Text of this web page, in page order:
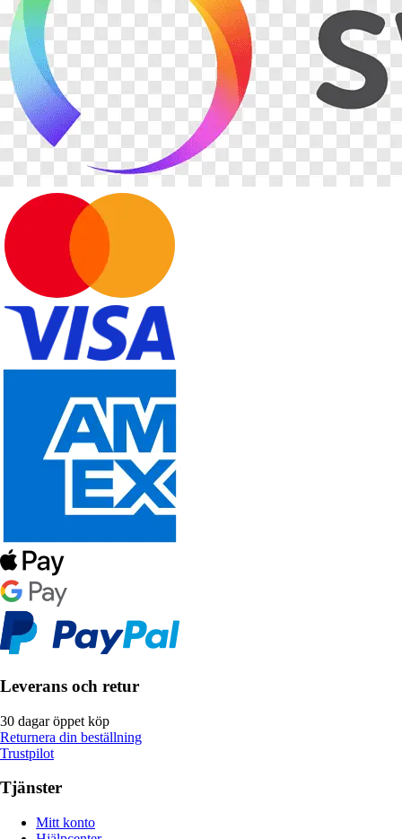
Leverans och retur
30 dagar öppet köp
Returnera din beställning
Trustpilot
Tjänster
Mitt konto